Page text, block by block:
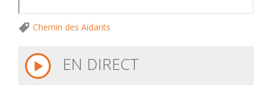
Chemin des Aidants
EN DIRECT